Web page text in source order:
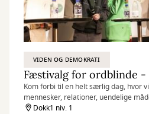
VIDEN OG DEMOKRATI
Fæstivalg for ordblinde -
Kom forbi til en helt særlig dag, hvor
mennesker, relationer, uendelige
leve sit liv på.
Dokk1 niv. 1